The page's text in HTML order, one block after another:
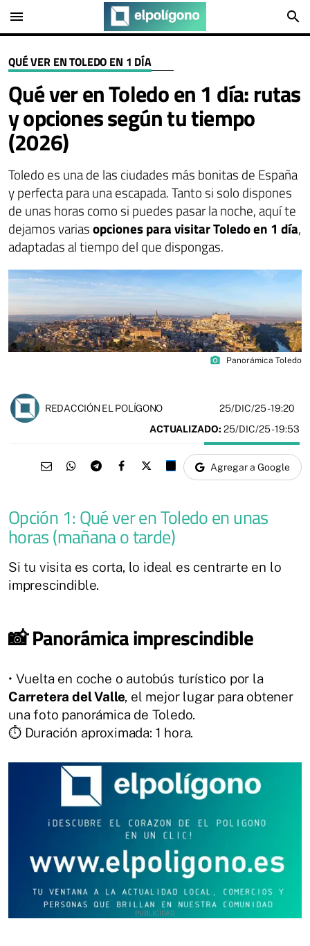
menu search
QUÉ VER EN TOLEDO EN 1 DÍA
Qué ver en Toledo en 1 día: rutas
y opciones según tu tiempo
(2026)
Toledo es una de las ciudades más bonitas de España
y perfecta para una escapada. Tanto si solo dispones
de unas horas como si puedes pasar la noche, aquí te
dejamos variasopciones para visitar Toledo en 1 día,
adaptadas al tiempo del que dispongas.
photo_camera Panorámica Toledo
REDACCIÓN EL POLÍGONO 25/DIC/25- 19:20
ACTUALIZADO: 25/DIC/25 - 19:53
Agregar a Google
Opción 1: Qué ver en Toledo en unas
horas (mañana o tarde)
Si tu visita es corta, lo ideal es centrarte en lo
imprescindible.
📸 Panorámica imprescindible
• Vuelta en coche o autobús turístico por la
Carretera del Valle, el mejor lugar para obtener
una foto panorámica de Toledo.
⏱️ Duración aproximada: 1 hora.